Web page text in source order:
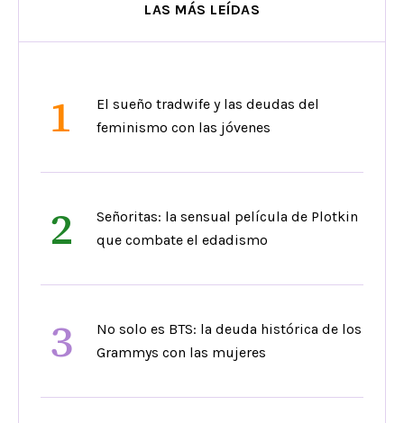
LAS MÁS LEÍDAS
1
El sueño tradwife y las deudas del
feminismo con las jóvenes
2
Señoritas: la sensual película de Plotkin
que combate el edadismo
3
No solo es BTS: la deuda histórica de los
Grammys con las mujeres